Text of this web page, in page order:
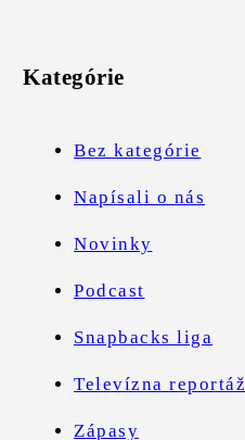
Kategórie
Bez kategórie
Napísali o nás
Novinky
Podcast
Snapbacks liga
Televízna reportáž
Zápasy